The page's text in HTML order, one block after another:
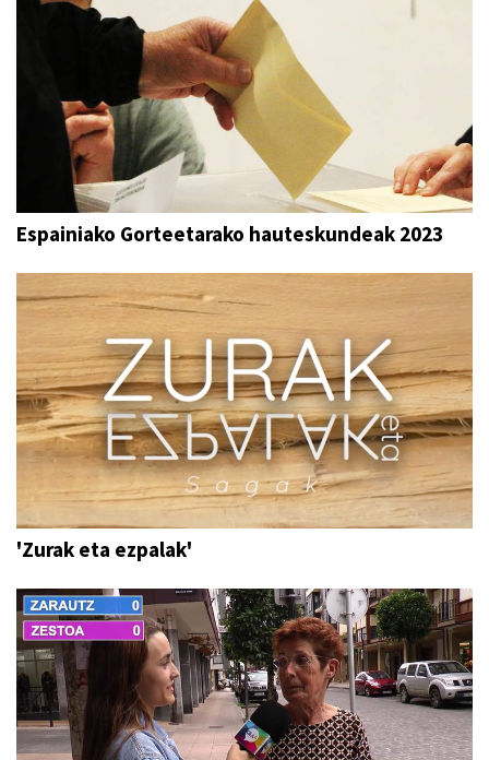
Espainiako Gorteetarako hauteskundeak 2023
'Zurak eta ezpalak'